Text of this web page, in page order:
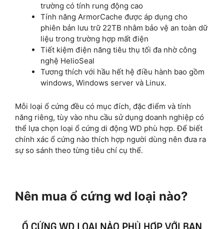
trường có tính rung động cao
Tính năng ArmorCache được áp dụng cho
phiên bản lưu trữ 22TB nhằm bảo vệ an toàn dữ
liệu trong trường hợp mất điện
Tiết kiệm điện năng tiêu thụ tối đa nhờ công
nghệ HelioSeal
Tương thích với hầu hết hệ điều hành bao gồm
windows, Windows server và Linux.
Mỗi loại ổ cứng đều có mục đích, đặc điểm và tính
năng riêng, tùy vào nhu cầu sử dụng doanh nghiệp có
thể lựa chọn loại ổ cứng di động WD phù hợp. Để biết
chính xác ổ cứng nào thích hợp người dùng nên đưa ra
sự so sánh theo từng tiêu chí cụ thể.
Nên mua ổ cứng wd loại nào?